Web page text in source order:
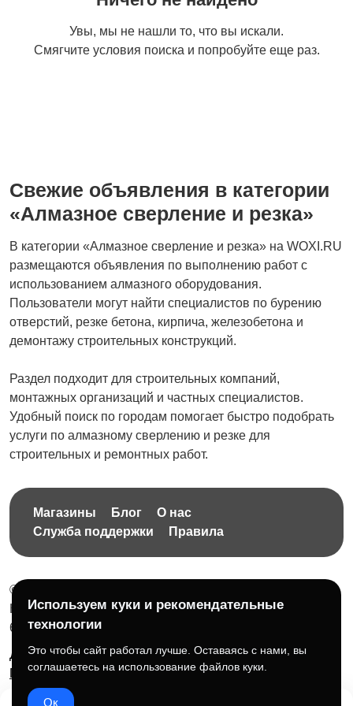
Разнорабочие
Газификация
Коммерческое
строительство
Увы, мы не нашли то, что вы искали.
Смягчите условия поиска и попробуйте еще раз.
Свежие объявления в категории
«Алмазное сверление и резка»
В категории «Алмазное сверление и резка» на WOXI.RU
размещаются объявления по выполнению работ с
использованием алмазного оборудования.
Пользователи могут найти специалистов по бурению
отверстий, резке бетона, кирпича, железобетона и
демонтажу строительных конструкций.
Раздел подходит для строительных компаний,
монтажных организаций и частных специалистов.
Удобный поиск по городам помогает быстро подобрать
услуги по алмазному сверлению и резке для
строительных и ремонтных работ.
Магазины Блог
О нас
Служба поддержки
Правила
© 2026 Бесплатная доска объявлений без ограничений
НПД Краснорудская Анастасия Игоревна, ИНН:
614404606809
Документы и правила платформы
Для бизнеса
Партнёрам
Roadmap ☕ Поддержать проект
Используем куки и рекомендательные
технологии
Это чтобы сайт работал лучше. Оставаясь с нами, вы
соглашаетесь на использование файлов куки.
Ок